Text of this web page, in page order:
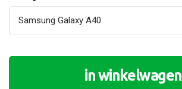
in winkelwagen